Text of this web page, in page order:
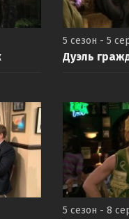
5 сезон - 5
Дуэль
5 сезон - 8